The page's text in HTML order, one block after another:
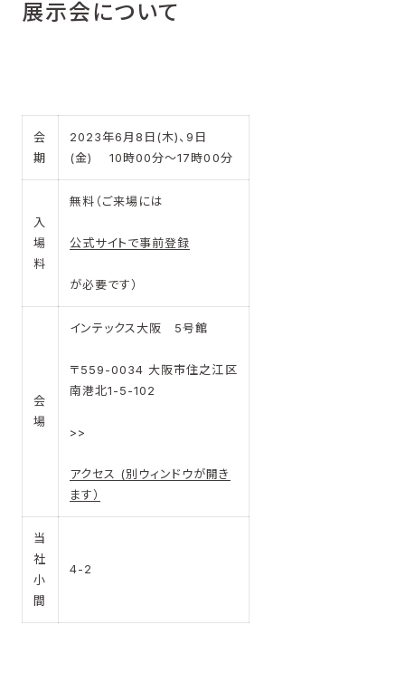
展示会について
会
期
2023年6月8日(木)、9日
(金) 10時00分～17時00分
入
場
料
無料（ご来場には
公式サイトで事前登録
が必要です）
会
場
インテックス大阪 5号館
〒559-0034 大阪市住之江区
南港北1-5-102
>>
アクセス (別ウィンドウが開き
ます）
当
社
小
間
4-2